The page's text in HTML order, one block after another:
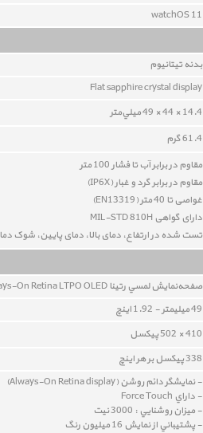
watchOS 11
بدنه تیتانیوم
Flat sapphire crystal display
14.4 × 44 × 49 ميلي‌متر
61.4 گرم
مقاوم در برابر آب تا فشار 100 متر
مقاوم در برابر گرد و غبار (IP6X)
غواصی تا 40 متر (
EN13319
)
دارای گواهی MIL-STD 810H
تست شده در ارتفاع، دمای بالا، دمای پایین، شوک
صفحه‌نمايش لمسي رتينا Always-On Retina LTPO OLED
49 ميليمتر - 1.92 اینچ
410 × 502 پيکسل
338 پيکسل بر هر اينچ
- نمايشگر دائم روشن (Always-On Retina display)
- داراي Force Touch
- ميزان روشنايي : 3000 نيت
- پشتيباني از نمايش 16 ميليون رنگ